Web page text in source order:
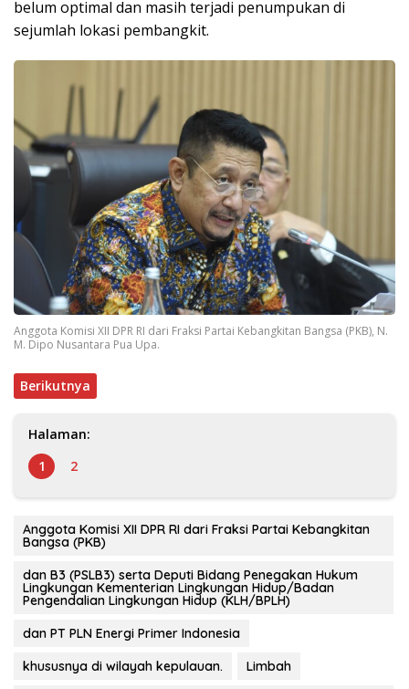
belum optimal dan masih terjadi penumpukan di
sejumlah lokasi pembangkit.
Anggota Komisi XII DPR RI dari Fraksi Partai Kebangkitan Bangsa (PKB), N.
M. Dipo Nusantara Pua Upa.
Berikutnya
Halaman:
1
2
Anggota Komisi XII DPR RI dari Fraksi Partai Kebangkitan
Bangsa (PKB)
dan B3 (PSLB3) serta Deputi Bidang Penegakan Hukum
Lingkungan Kementerian Lingkungan Hidup/Badan
Pengendalian Lingkungan Hidup (KLH/BPLH)
dan PT PLN Energi Primer Indonesia
khususnya di wilayah kepulauan.
Limbah